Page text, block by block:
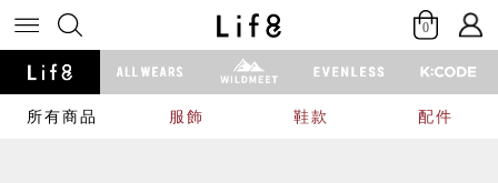
0
所有商品 服飾 鞋款 配件